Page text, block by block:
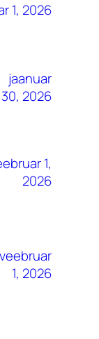
1, 2026
jaanuar
30, 2026
1,
2026
veebruar
1, 2026